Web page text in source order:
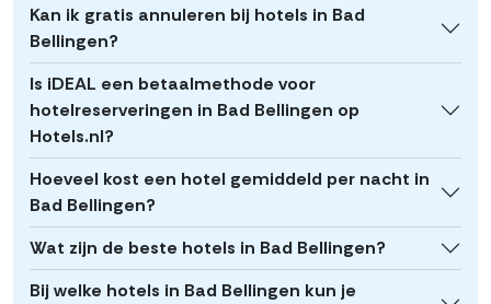
Kan ik gratis annuleren bij hotels in Bad
Bellingen?
Is iDEAL een betaalmethode voor
hotelreserveringen in Bad Bellingen op
Hotels.nl?
Hoeveel kost een hotel gemiddeld per nacht in
Bad Bellingen?
Wat zijn de beste hotels in Bad Bellingen?
Bij welke hotels in Bad Bellingen kun je